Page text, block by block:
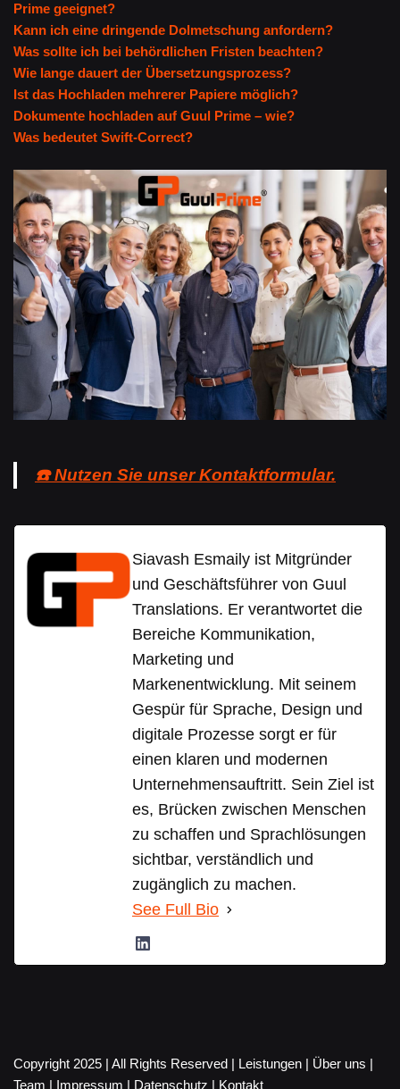
Prime geeignet?
Kann ich eine dringende Dolmetschung anfordern?
Was sollte ich bei behördlichen Fristen beachten?
Wie lange dauert der Übersetzungsprozess?
Ist das Hochladen mehrerer Papiere möglich?
Dokumente hochladen auf Guul Prime – wie?
Was bedeutet Swift-Correct?
☎️ Nutzen Sie unser Kontaktformular.
Siavash Esmaily ist Mitgründer
und Geschäftsführer von Guul
Translations. Er verantwortet die
Bereiche Kommunikation,
Marketing und
Markenentwicklung. Mit seinem
Gespür für Sprache, Design und
digitale Prozesse sorgt er für
einen klaren und modernen
Unternehmensauftritt. Sein Ziel ist
es, Brücken zwischen Menschen
zu schaffen und Sprachlösungen
sichtbar, verständlich und
zugänglich zu machen.
See Full Bio
Copyright 2025 | All Rights Reserved | Leistungen | Über uns |
Team | Impressum | Datenschutz | Kontakt